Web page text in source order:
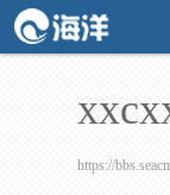
https://